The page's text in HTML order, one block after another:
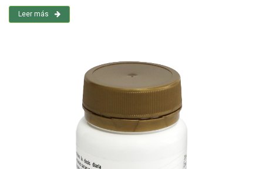
Leer más